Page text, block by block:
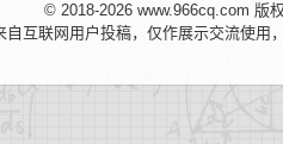
© 2018-2026 www.966cq.com 版
互联网用户投稿，仅作展示交流使